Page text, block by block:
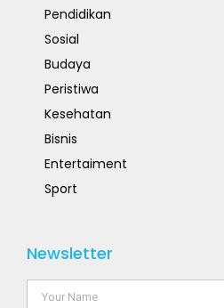
Pendidikan
Sosial
Budaya
Peristiwa
Kesehatan
Bisnis
Entertaiment
Sport
Newsletter